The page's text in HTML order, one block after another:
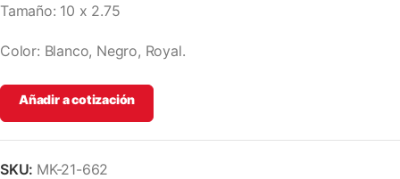
Tamaño: 10 x 2.75
Color: Blanco, Negro, Royal.
Añadir a cotización
SKU: MK-21-662